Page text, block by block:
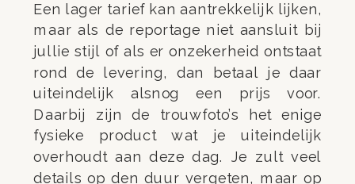
Een lager tarief kan aantrekkelijk lijken,
maar als de reportage niet aansluit bij
jullie stijl of als er onzekerheid ontstaat
rond de levering, dan betaal je daar
uiteindelijk alsnog een prijs voor.
Daarbij zijn de trouwfoto’s het enige
fysieke product wat je uiteindelijk
overhoudt aan deze dag. Je zult veel
details op den duur vergeten, maar op